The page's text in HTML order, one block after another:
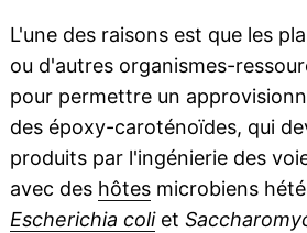
L'une des raisons est que les
ou d'autres organismes-
pour permettre un
des époxy-caroténoïdes, qui
produits par l'ingénierie des
avec des hôtesmicrobiens
Escherichia coliet